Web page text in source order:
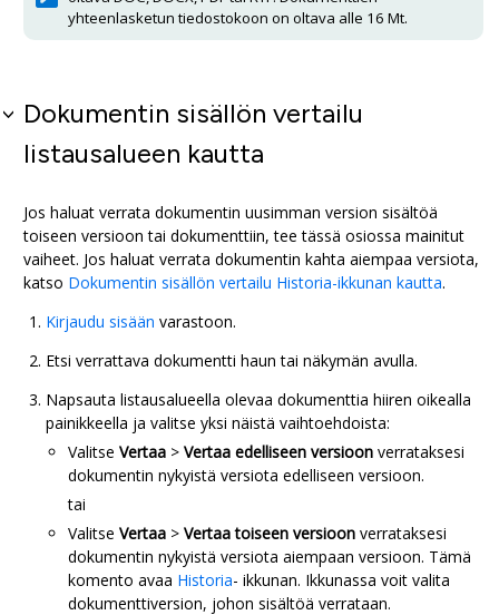
yhteenlasketun tiedostokoon on oltava alle 16 Mt.
Dokumentin sisällön vertailu
listausalueen kautta
Jos haluat verrata dokumentin uusimman version sisältöä
toiseen versioon tai dokumenttiin, tee tässä osiossa mainitut
vaiheet. Jos haluat verrata dokumentin kahta aiempaa versiota,
katso Dokumentin sisällön vertailu Historia-ikkunan kautta.
Kirjaudu sisään varastoon.
Etsi verrattava dokumentti haun tai näkymän avulla.
Napsauta listausalueella olevaa dokumenttia hiiren oikealla
painikkeella ja valitse yksi näistä vaihtoehdoista:
Valitse Vertaa > Vertaa edelliseen versioon verrataksesi
dokumentin nykyistä versiota edelliseen versioon.
tai
Valitse Vertaa > Vertaa toiseen versioon verrataksesi
dokumentin nykyistä versiota aiempaan versioon. Tämä
komento avaa Historia- ikkunan. Ikkunassa voit valita
dokumenttiversion, johon sisältöä verrataan.